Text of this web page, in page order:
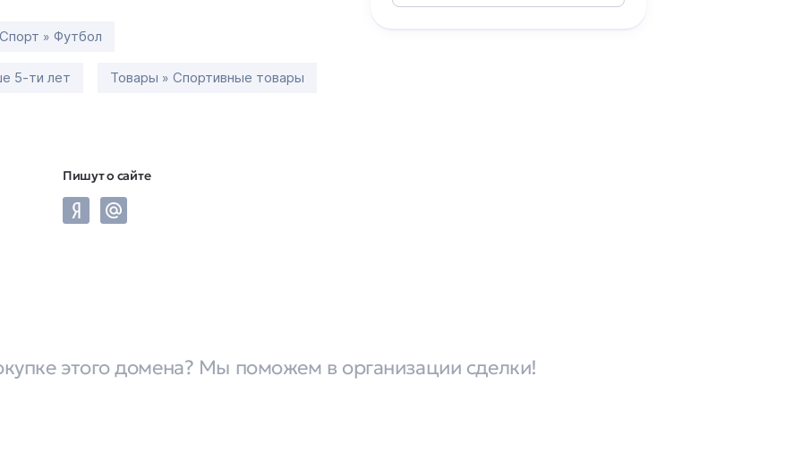
Спорт » Футбол
5-ти лет Товары » Спортивные товары
Пишут о сайте
этого домена? Мы поможем в организации сделки!